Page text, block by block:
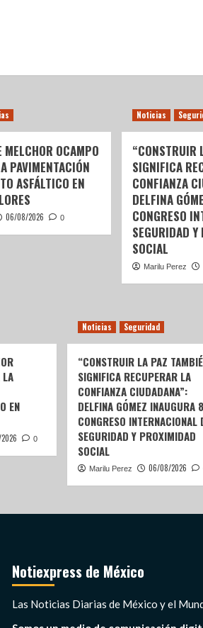
MELCHOR OCAMPO
PAVIMENTACIÓN
ASFÁLTICO EN
06/08/2026 0
Noticias
“CONSTRUIR
SIGNIFICA
CONFIANZA
DELFINA
CONGRESO
SEGURIDAD
SOCIAL
Marilu Perez
EN
0
Noticias Seguridad
“CONSTRUIR LA PAZ
SIGNIFICA RECUPERAR LA
CONFIANZA CIUDADANA”:
DELFINA GÓMEZ INAUGURA
CONGRESO INTERNACIONAL
SEGURIDAD Y PROXIMIDAD
SOCIAL
Marilu Perez 06/08/2026
Notiexpress de México
Las Noticias Diarias de México y el